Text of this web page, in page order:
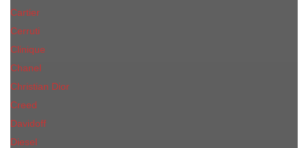
Cartier
Cerruti
Сliniquе
Chanel
Christian Dior
Creed
Davidoff
Diesel